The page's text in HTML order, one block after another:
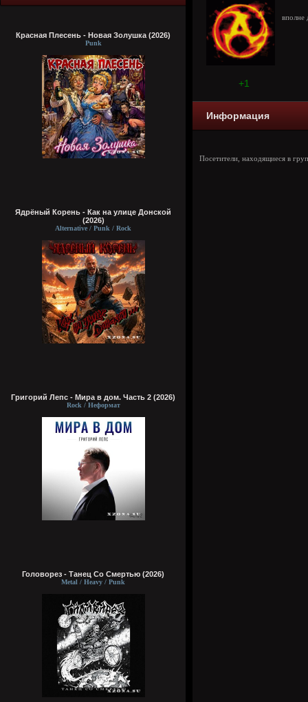
Красная Плесень - Новая Золушка (2026)
Punk
Ядрёный Корень - Как на улице Донской
(2026)
Alternative / Punk / Rock
Григорий Лепс - Мира в дом. Часть 2 (2026)
Rock / Неформат
Головорез - Tанец Со Смертью (2026)
Metal / Heavy / Punk
вполне
+1
Информация
Посетители, находящиеся в